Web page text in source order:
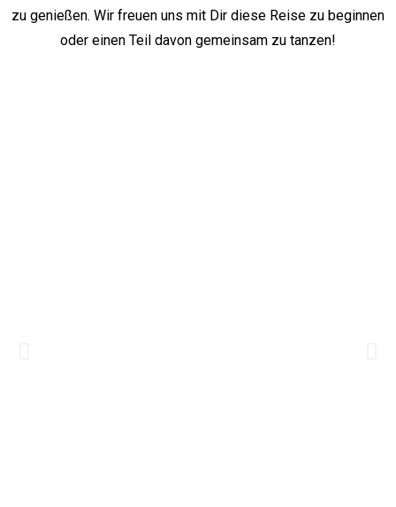
zu genießen. Wir freuen uns mit Dir diese Reise zu beginnen
oder einen Teil davon gemeinsam zu tanzen!